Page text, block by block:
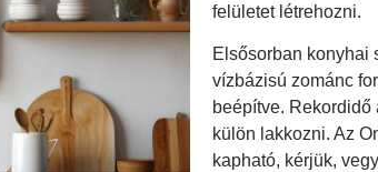
felületet létrehozni.
Elsősorban konyhai
vízbázisú zománc
beépítve. Rekordidő
külön lakkozni. Az
kapható, kérjük,